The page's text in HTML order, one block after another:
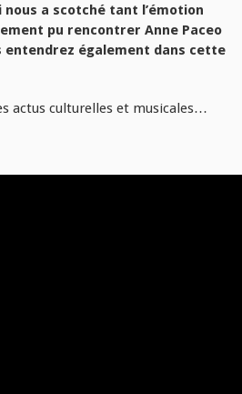
a scotché tant l’émotion
pu rencontrer Anne Paceo
entendrez également dans cette
actus culturelles et musicales…